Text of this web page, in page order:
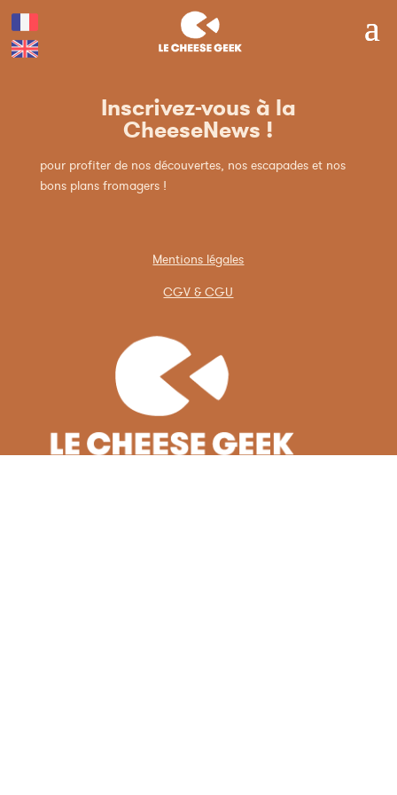
Inscrivez-vous à la
CheeseNews !
pour profiter de nos découvertes, nos escapades et nos
bons plans fromagers !
Mentions légales
CGV & CGU